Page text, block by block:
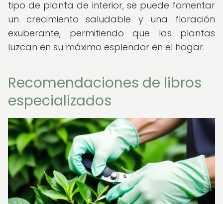
tipo de planta de interior, se puede fomentar
un crecimiento saludable y una floración
exuberante, permitiendo que las plantas
luzcan en su máximo esplendor en el hogar.
Recomendaciones de libros
especializados